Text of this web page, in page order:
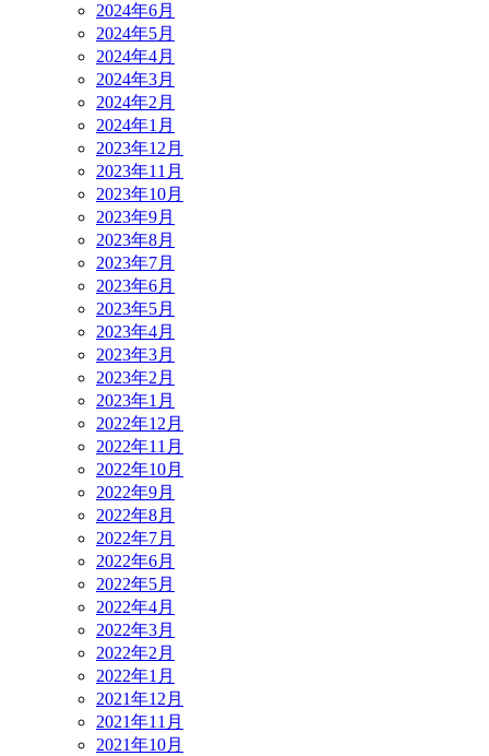
2024年6月
2024年5月
2024年4月
2024年3月
2024年2月
2024年1月
2023年12月
2023年11月
2023年10月
2023年9月
2023年8月
2023年7月
2023年6月
2023年5月
2023年4月
2023年3月
2023年2月
2023年1月
2022年12月
2022年11月
2022年10月
2022年9月
2022年8月
2022年7月
2022年6月
2022年5月
2022年4月
2022年3月
2022年2月
2022年1月
2021年12月
2021年11月
2021年10月